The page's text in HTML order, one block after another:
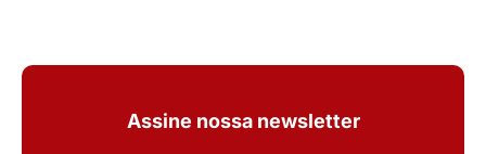
Assine nossa newsletter